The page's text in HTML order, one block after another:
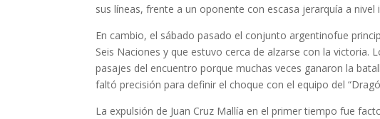
sus líneas, frente a un oponente con escasa jerarquía a nivel
En cambio, el sábado pasado el conjunto argentinofue
Seis Naciones y que estuvo cerca de alzarse con la victoria.
pasajes del encuentro porque muchas veces ganaron la
faltó precisión para definir el choque con el equipo del
La expulsión de Juan Cruz Mallía en el primer tiempo fue